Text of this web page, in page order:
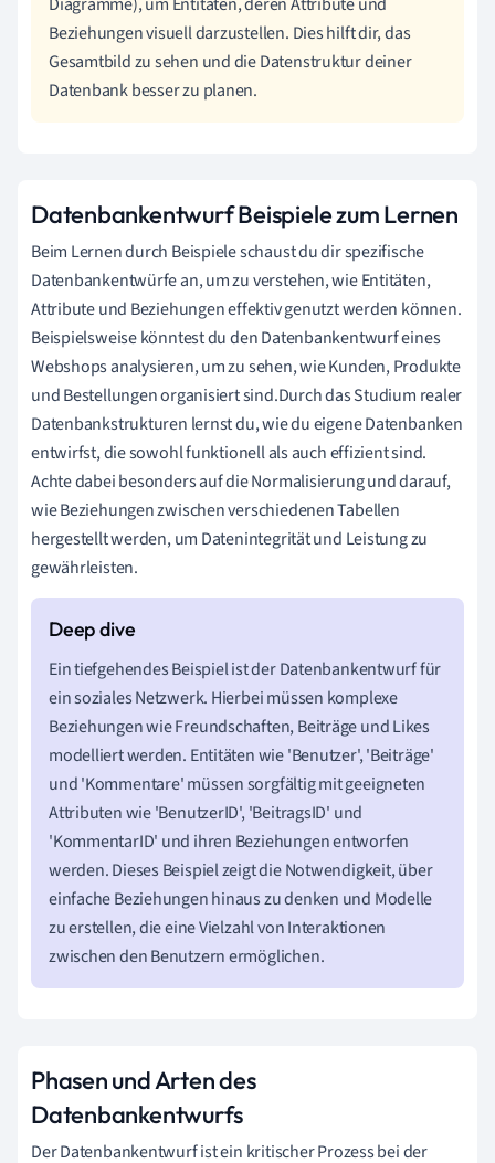
Beziehungen visuell darzustellen. Dies hilft dir, das
Gesamtbild zu sehen und die Datenstruktur deiner
Datenbank besser zu planen.
Datenbankentwurf Beispiele zum Lernen
Beim Lernen durch Beispiele schaust du dir spezifische
Datenbankentwürfe an, um zu verstehen, wie Entitäten,
Attribute und Beziehungen effektiv genutzt werden können.
Beispielsweise könntest du den Datenbankentwurf eines
Webshops analysieren, um zu sehen, wie Kunden, Produkte
und Bestellungen organisiert sind.Durch das Studium realer
Datenbankstrukturen lernst du, wie du eigene Datenbanken
entwirfst, die sowohl funktionell als auch effizient sind.
Achte dabei besonders auf die Normalisierung und darauf,
wie Beziehungen zwischen verschiedenen Tabellen
hergestellt werden, um Datenintegrität und Leistung zu
gewährleisten.
Ein tiefgehendes Beispiel ist der Datenbankentwurf für
ein soziales Netzwerk. Hierbei müssen komplexe
Beziehungen wie Freundschaften, Beiträge und Likes
modelliert werden. Entitäten wie 'Benutzer', 'Beiträge'
und 'Kommentare' müssen sorgfältig mit geeigneten
Attributen wie 'BenutzerID', 'BeitragsID' und
'KommentarID' und ihren Beziehungen entworfen
werden. Dieses Beispiel zeigt die Notwendigkeit, über
einfache Beziehungen hinaus zu denken und Modelle
zu erstellen, die eine Vielzahl von Interaktionen
zwischen den Benutzern ermöglichen.
Phasen und Arten des
Datenbankentwurfs
Der Datenbankentwurf ist ein kritischer Prozess bei der